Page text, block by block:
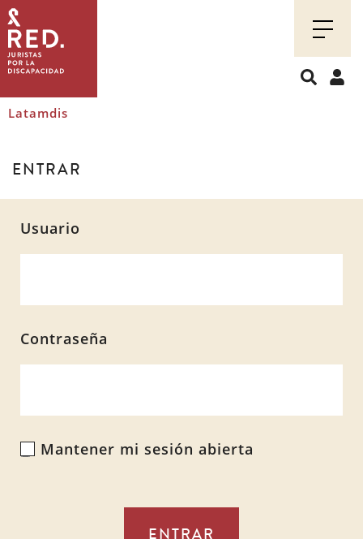
Juristas
por
la
discapacidad
Latamdis
ENTRAR
Usuario
Contraseña
Mantener mi sesión abierta